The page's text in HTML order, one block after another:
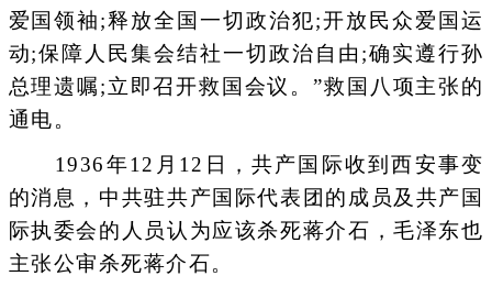
爱国领袖;释放全国一切政治犯;开放民众爱国运
动;保障人民集会结社一切政治自由;确实遵行孙
总理遗嘱;立即召开救国会议。”救国八项主张的
通电。
1936年12月12日，共产国际收到西安事变
的消息，中共驻共产国际代表团的成员及共产国
际执委会的人员认为应该杀死蒋介石，毛泽东也
主张公审杀死蒋介石。